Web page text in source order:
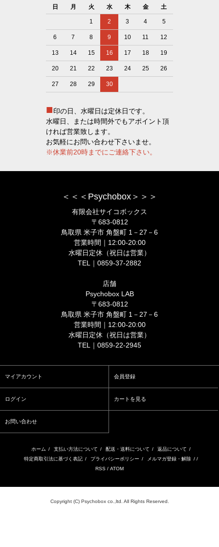
日
月 火 水 木 金 土
1 2 3 4 5
6 7 8 9 10 11 12
13 14 15 16 17 18 19
20 21 22 23 24 25 26
27 28 29 30
■印の日、水曜日は定休日です。
水曜日、または時間外でもアポイント頂
ければ営業致します。
お気軽にお問い合わせ下さいませ。
※休業前20時までにご連絡下さい。
＜＜＜Psychobox＞＞＞
有限会社サイコボックス
〒683-0812
鳥取県 米子市 角盤町 1－27－6
営業時間｜12:00-20:00
水曜日定休（祝日は営業）
TEL｜0859-37-2882
店舗
Psychobox LAB
〒683-0812
鳥取県 米子市 角盤町 1－27－6
営業時間｜12:00-20:00
水曜日定休（祝日は営業）
TEL｜0859-22-2945
マイアカウント 会員登録
ログイン カートを見る
お問い合わせ
ホーム / 支払い方法について / 配送・送料について / 返品について /
特定商取引法に基づく表記 / プライバシーポリシー / メルマガ登録・解除 / /
RSS / ATOM
Copyright (C) Psychobox co.,ltd. All Rights Reserved.